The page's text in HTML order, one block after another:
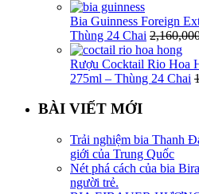
Bia Guinness Foreign
Thùng 24 Chai
Rượu Cocktail Rio Hoa
275ml – Thùng 24 Chai
BÀI VIẾT MỚI
Trải nghiệm bia Thanh
giới của Trung Quốc
Nét phá cách của bia
người trẻ.